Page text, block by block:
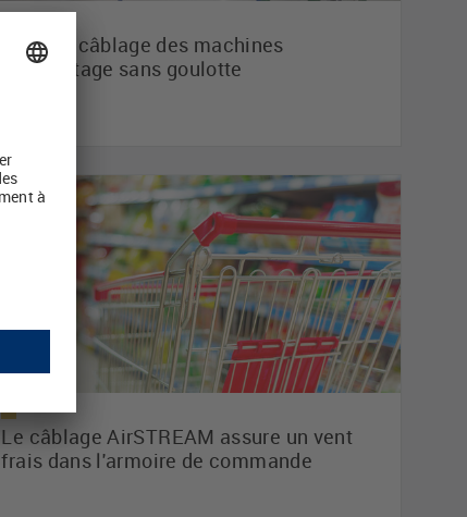
HERMA câblage des machines
d'étiquetage sans goulotte
Le câblage AirSTREAM assure un vent
frais dans l'armoire de commande